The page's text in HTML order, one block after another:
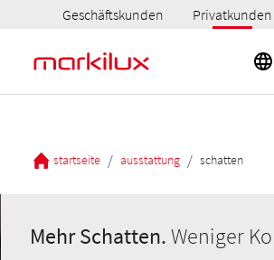
Geschäftskunden Privatkunden
startseite / ausstattung / schatten
Mehr Schatten.Weniger